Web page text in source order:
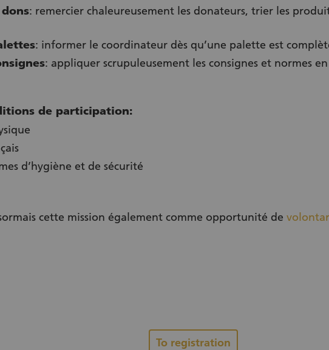
: remercier chaleureusement les donateurs, trier les
: informer le coordinateur dès qu’une palette est
: appliquer scrupuleusement les consignes et normes
de participation:
d’hygiène et de sécurité
cette mission également comme opportunité de
To registration(External link)